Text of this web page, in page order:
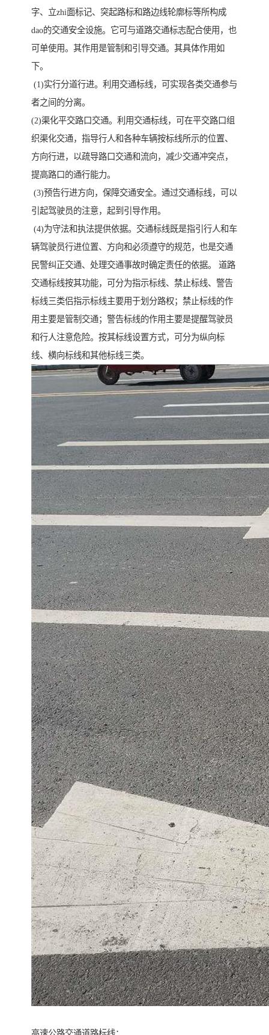
字、立zhi面标记、突起路标和路边线轮廓标等所构成
dao的交通安全设施。它可与道路交通标志配合使用，也
可单使用。其作用是管制和引导交通。其具体作用如
下。
(1)实行分道行进。利用交通标线，可实现各类交通参与
者之间的分离。
(2)渠化平交路口交通。利用交通标线，可在平交路口组
织渠化交通，指导行人和各种车辆按标线所示的位置、
方向行进，以疏导路口交通和流向，减少交通冲突点，
提高路口的通行能力。
(3)预告行进方向，保障交通安全。通过交通标线，可以
引起驾驶员的注意，起到引导作用。
(4)为守法和执法提供依据。交通标线既是指引行人和车
辆驾驶员行进位置、方向和必须遵守的规范，也是交通
民警纠正交通、处理交通事故时确定责任的依据。 道路
交通标线按其功能，可分为指示标线、禁止标线、警告
标线三类侣指示标线主要用于划分路权；禁止标线的作
用主要是管制交通；警告标线的作用主要是提醒驾驶员
和行人注意危险。按其标线设置方式，可分为纵向标
线、横向标线和其他标线三类。